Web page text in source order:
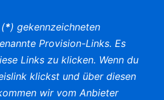
*) gekennzeichneten
Provision-Links. Es
Links zu klicken. Wenn du
klickst und über diesen
wir vom Anbieter